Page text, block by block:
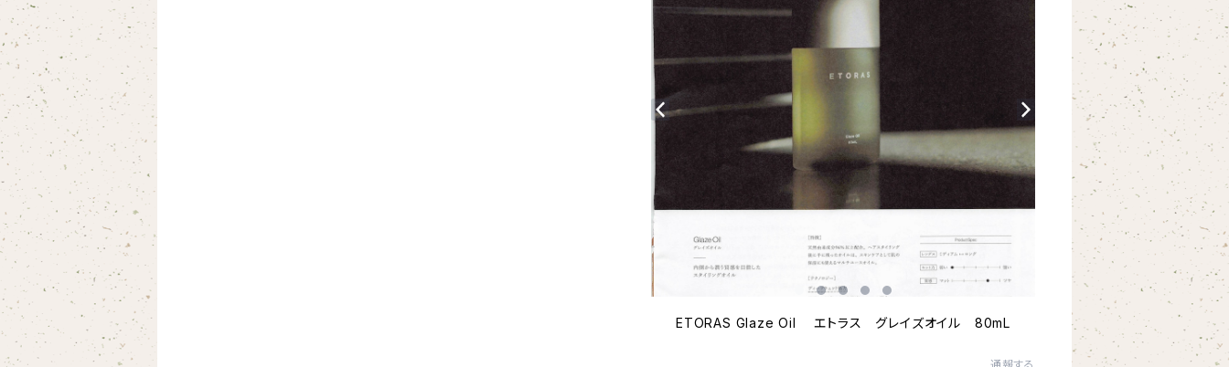
ETORAS Glaze Oil エトラス グレイズオイル 80mL